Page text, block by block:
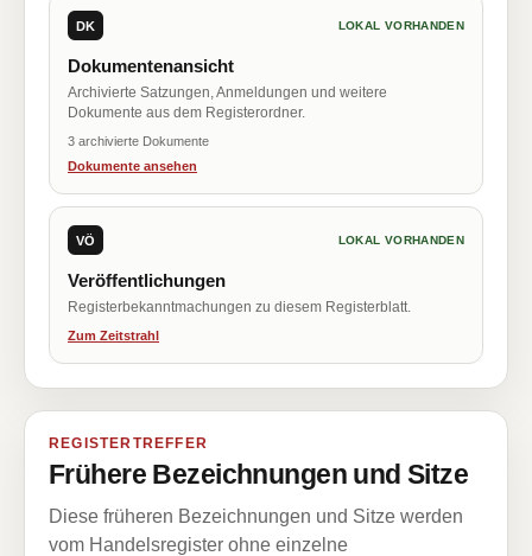
DK LOKAL VORHANDEN
Dokumentenansicht
Archivierte Satzungen, Anmeldungen und weitere
Dokumente aus dem Registerordner.
3 archivierte Dokumente
Dokumente ansehen
VÖ LOKAL VORHANDEN
Veröffentlichungen
Registerbekanntmachungen zu diesem Registerblatt.
Zum Zeitstrahl
REGISTERTREFFER
Frühere Bezeichnungen und Sitze
Diese früheren Bezeichnungen und Sitze werden
vom Handelsregister ohne einzelne